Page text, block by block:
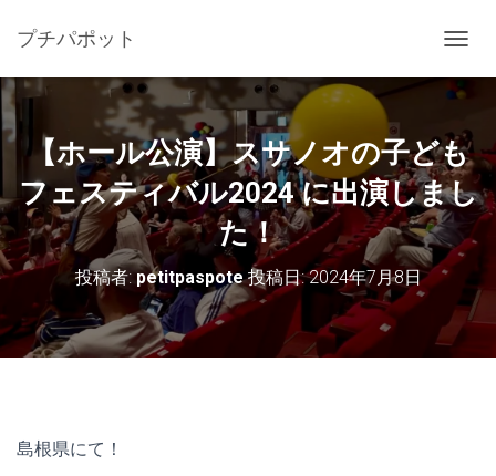
プチパポット
ビ
ゲ
シ
ョ
ン
を
り
替
え
【ホール公演】スサノオの子ども
フェスティバル2024 に出演しまし
た！
投稿者:petitpaspote投稿日:2024年7月8日
島根県にて！